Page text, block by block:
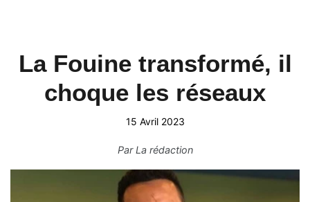
La Fouine transformé, il
choque les réseaux
15 Avril 2023
ParLa rédaction